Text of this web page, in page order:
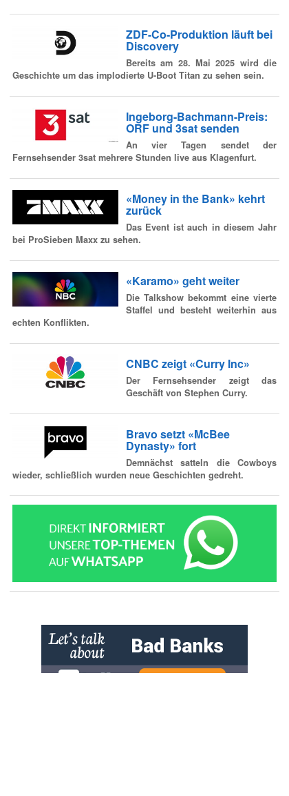
ZDF-Co-Produktion läuft bei
Discovery
Bereits am 28. Mai 2025 wird die
Geschichte um das implodierte U-Boot Titan zu sehen sein.
Ingeborg-Bachmann-Preis:
ORF und 3sat senden
An vier Tagen sendet der
Fernsehsender 3sat mehrere Stunden live aus Klagenfurt.
«Money in the Bank» kehrt
zurück
Das Event ist auch in diesem Jahr
bei ProSieben Maxx zu sehen.
«Karamo» geht weiter
Die Talkshow bekommt eine vierte
Staffel und besteht weiterhin aus
echten Konflikten.
CNBC zeigt «Curry Inc»
Der Fernsehsender zeigt das
Geschäft von Stephen Curry.
Bravo setzt «McBee
Dynasty» fort
Demnächst satteln die Cowboys
wieder, schließlich wurden neue Geschichten gedreht.